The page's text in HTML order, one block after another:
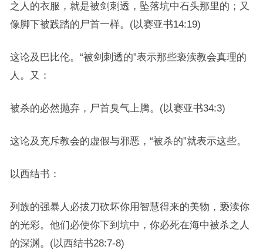
之人的衣服，就是被剑刺透，坠落坑中石头那里的；又
像脚下被践踏的尸首一样。(以赛亚书14:19)
这论及巴比伦。“被剑刺透的”表示那些亵渎教会真理的
人。又：
被杀的必然抛弃，尸首臭气上腾。(以赛亚书34:3)
这论及充斥教会的虚假与邪恶，“被杀的”就表示这些。
以西结书：
列族的强暴人必拔刀砍坏你用智慧得来的美物，亵渎你
的光彩。他们必使你下到坑中，你必死在海中被杀之人
的深渊。(以西结书28:7-8)